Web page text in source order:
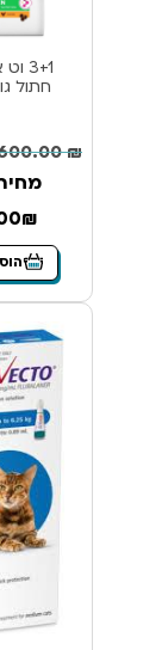
3+1
חתול גור 1.5
₪